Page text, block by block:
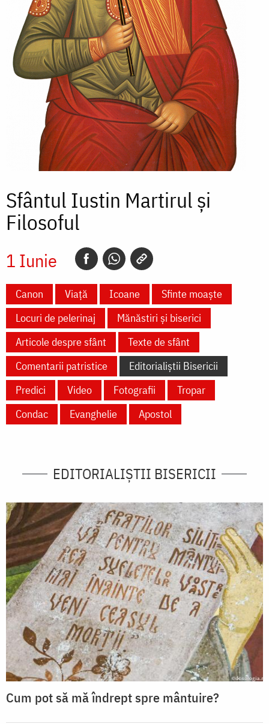
Sfântul Iustin Martirul și
Filosoful
1 Iunie
Canon Viață Icoane
Sfinte moaște
Locuri de pelerinaj
Mănăstiri și biserici
Articole despre sfânt
Texte de sfânt
Comentarii patristice
Editorialiștii Bisericii
Predici
Video Fotografii
Tropar
Condac
Evanghelie Apostol
EDITORIALIȘTII BISERICII
Cum pot să mă îndrept spre mântuire?